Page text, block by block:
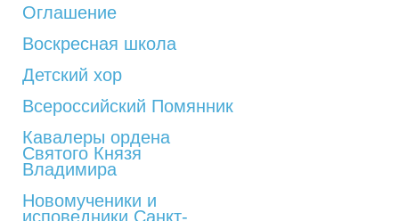
Оглашение
Воскресная школа
Детский хор
Всероссийский Помянник
Кавалеры ордена
Святого Князя
Владимира
Новомученики и
исповедники Санкт-